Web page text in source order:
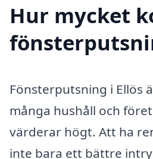
Hur mycket
Fönsterputsning i Ellös
många hushåll och
värderar högt. Att ha
inte bara ett bättre